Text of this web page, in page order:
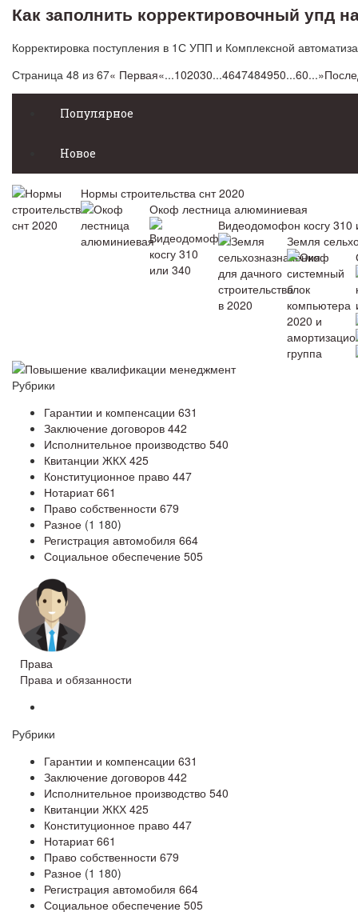
Как заполнить корректировочный упд
Корректировка поступления в 1С УПП и Комплексной
Страница 48 из 67« Первая«...102030...4647484950...60...»
Популярное
Новое
Нормы строительства снт 2020
Окоф лестница алюминиевая
Видеодомофон косгу 310
Земля
Повышение квалификации менеджмент
Рубрики
Гарантии и компенсации 631
Заключение договоров 442
Исполнительное производство 540
Квитанции ЖКХ 425
Конституционное право 447
Нотариат661
Право собственности 679
Разное (1 180)
Регистрация автомобиля 664
Социальное обеспечение 505
Права
Права и обязанности
Рубрики
Гарантии и компенсации 631
Заключение договоров 442
Исполнительное производство 540
Квитанции ЖКХ 425
Конституционное право 447
Нотариат661
Право собственности 679
Разное (1 180)
Регистрация автомобиля 664
Социальное обеспечение 505